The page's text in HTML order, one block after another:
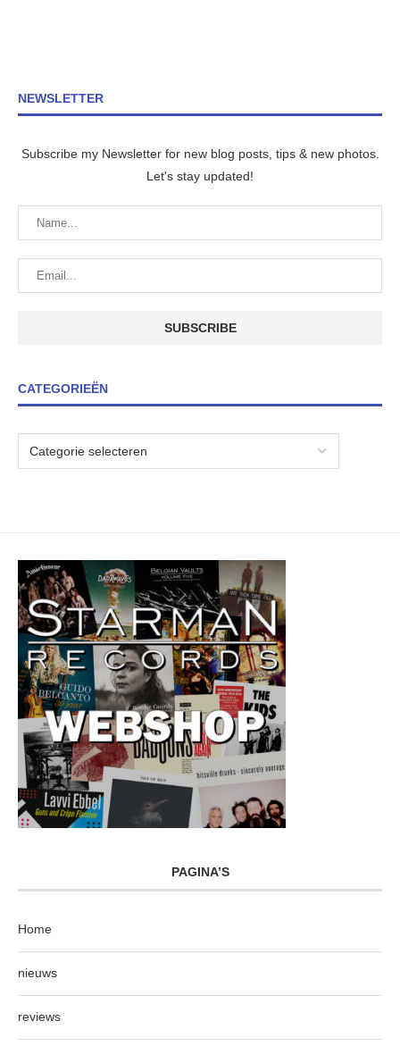
NEWSLETTER
Subscribe my Newsletter for new blog posts, tips & new photos.
Let's stay updated!
CATEGORIEËN
PAGINA’S
Home
nieuws
reviews